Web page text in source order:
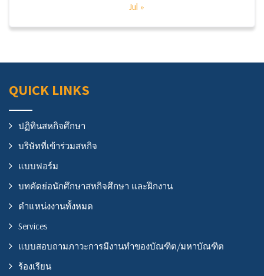
Jul »
QUICK LINKS
ปฏิทินสหกิจศึกษา
บริษัทที่เข้าร่วมสหกิจ
แบบฟอร์ม
บทคัดย่อนักศึกษาสหกิจศึกษา และฝึกงาน
ตำแหน่งงานทั้งหมด
Services
แบบสอบถามภาวะการมีงานทำของบัณฑิต/มหาบัณฑิต
ร้องเรียน